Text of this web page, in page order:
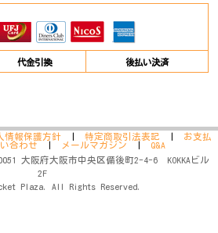
代金引換 後払い決済
情報保護方針 特定商取引法表記
お支払
合わせ メールマガジン
Q&A
大阪府大阪市中央区備後町2-4-6 KOKKAビル
2F
Plaza. All Rights Reserved.